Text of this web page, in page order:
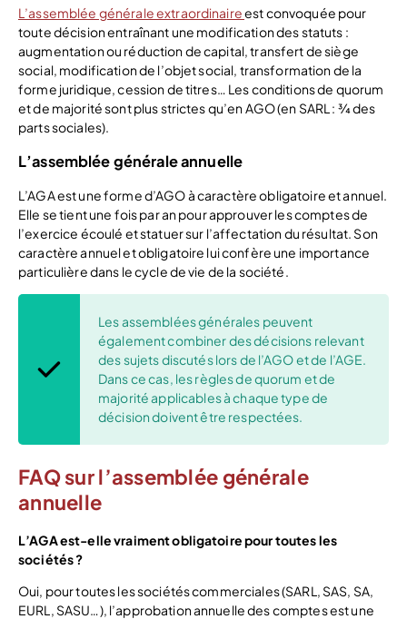
L’assemblée générale extraordinaireest convoquée pour
toute décision entraînant une modification des statuts :
augmentation ou réduction de capital, transfert de siège
social, modification de l’objet social, transformation de la
forme juridique, cession de titres… Les conditions de quorum
et de majorité sont plus strictes qu’en AGO (en SARL : ¾ des
parts sociales).
L’assemblée générale annuelle
L’AGA est une forme d’AGO à caractère obligatoire et annuel.
Elle se tient une fois par an pour approuver les comptes de
l’exercice écoulé et statuer sur l’affectation du résultat. Son
caractère annuel et obligatoire lui confère une importance
particulière dans le cycle de vie de la société.
Les assemblées générales peuvent
également combiner des décisions relevant
des sujets discutés lors de l’AGO et de l’AGE.
Dans ce cas, les règles de quorum et de
majorité applicables à chaque type de
décision doivent être respectées.​
FAQ sur l’assemblée générale
annuelle
L’AGA est-elle vraiment obligatoire pour toutes les
sociétés ?
Oui, pour toutes les sociétés commerciales (SARL, SAS, SA,
EURL, SASU…), l’approbation annuelle des comptes est une